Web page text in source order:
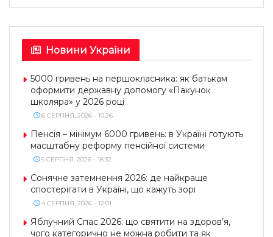
Новини України
5000 гривень на першокласника: як батькам
оформити державну допомогу «Пакунок
школяра» у 2026 році
6 СЕРПНЯ, 2026 - 10:26
Пенсія – мінімум 6000 гривень: в Україні готують
масштабну реформу пенсійної системи
5 СЕРПНЯ, 2026 - 18:32
Сонячне затемнення 2026: де найкраще
спостерігати в Україні, що кажуть зорі
4 СЕРПНЯ, 2026 - 12:01
Яблучний Спас 2026: що святити на здоров’я,
чого категорично не можна робити та як